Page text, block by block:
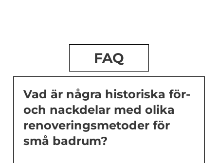
FAQ
Vad är några historiska för-
och nackdelar med olika
renoveringsmetoder för
små badrum?